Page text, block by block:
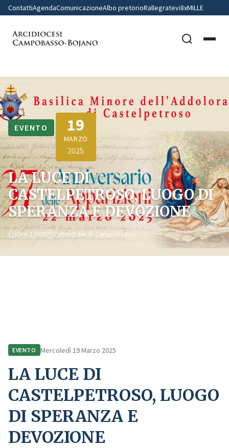
ContattiAgendaComunicazioneAlbo pretorioRallegratevi8xMILLE
EVENTO 19
MARZO
2025
LA LUCE DI
CASTELPETROSO, LUOGO DI
SPERANZA E DEVOZIONE
Ore 19:00 Cattedrale di Campobasso
EVENTO Mercoledì 19 Marzo 2025
LA LUCE DI
CASTELPETROSO, LUOGO
DI SPERANZA E
DEVOZIONE